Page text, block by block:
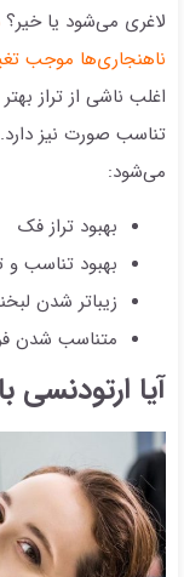
لاغری می‌شود یا خیر؟
ناهنجاری‌ها موجب
اغلب ناشی از تراز
تناسب صورت نیز
می‌شود:
بهبود تراز فک
بهبود تناسب
زیباتر شدن
متناسب شدن
آیا